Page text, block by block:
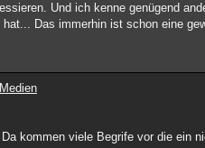
Und ich kenne genügend
Das immerhin ist schon eine
kommen viele Begrife vor die ein